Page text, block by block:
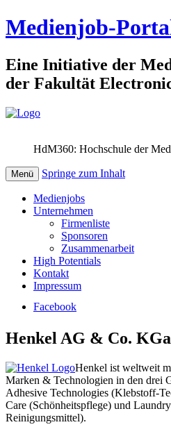
Medienjob-
Eine Initiative der
der Fakultät
HdM360: Hochschule der
Menü Springe zum Inhalt
Medienjobs
Unternehmen
Firmenliste
Sponsoren
Zusammenarbeit
High Potentials
Kontakt
Impressum
Facebook
Henkel AG & Co.
Henkel ist weltweit
Marken & Technologien in den drei
Adhesive Technologies (Klebstoff-
Care (Schönheitspflege) und
Reinigungsmittel).